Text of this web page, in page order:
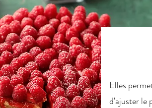
Elles
d'ajuster le